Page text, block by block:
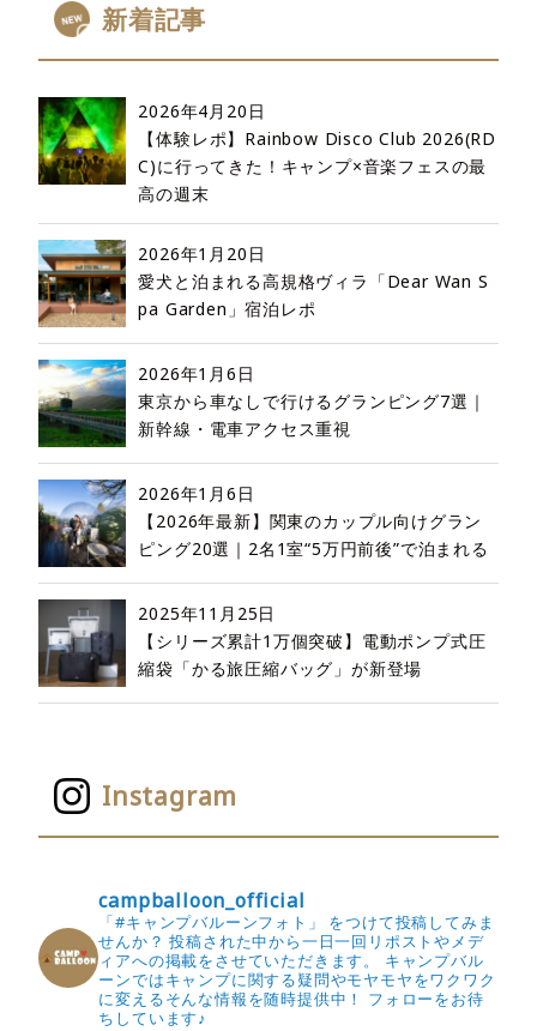
新着記事
2026年4月20日
【体験レポ】Rainbow Disco Club 2026(RD
C)に行ってきた！キャンプ×音楽フェスの最
高の週末
2026年1月20日
愛犬と泊まれる高規格ヴィラ「Dear Wan S
pa Garden」宿泊レポ
2026年1月6日
東京から車なしで行けるグランピング7選｜
新幹線・電車アクセス重視
2026年1月6日
【2026年最新】関東のカップル向けグラン
ピング20選｜2名1室“5万円前後”で泊まれる
2025年11月25日
【シリーズ累計1万個突破】電動ポンプ式圧
縮袋「かる旅圧縮バッグ」が新登場
Instagram
campballoon_official
「#キャンプバルーンフォト」 をつけて投稿してみま
せんか？ 投稿された中から一日一回リポストやメデ
ィアへの掲載をさせていただきます。
キャンプバル
ーンではキャンプに関する疑問やモヤモヤをワクワク
に変えるそんな情報を随時提供中！
フォローをお待
ちしています♪